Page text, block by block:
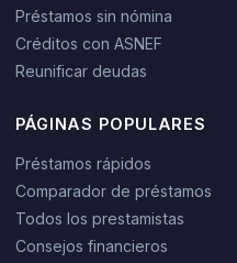
Préstamos sin nómina
Créditos con ASNEF
Reunificar deudas
PÁGINAS POPULARES
Préstamos rápidos
Comparador de préstamos
Todos los prestamistas
Consejos financieros